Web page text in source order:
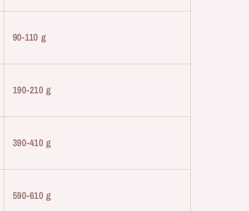
90-110 g
190-210 g
390-410 g
590-610 g